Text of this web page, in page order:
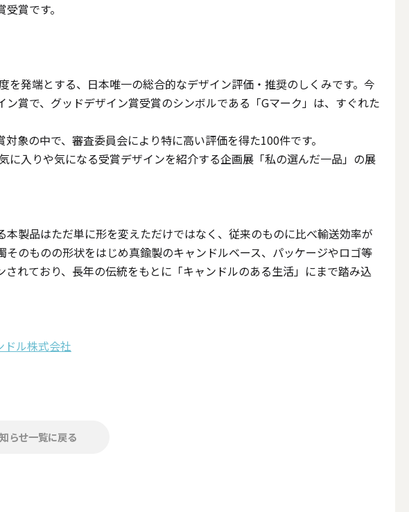
ン
キット
賞です。
発端とする、日本唯一の総合的なデザイン評価・推奨のしくみです。今
賞で、グッドデザイン賞受賞のシンボルである「Gマーク」は、すぐれた
象の中で、審査委員会により特に高い評価を得た100件です。
入りや気になる受賞デザインを紹介する企画展「私の選んだ一品」の展
製品はただ単に形を変えただけではなく、従来のものに比べ輸送効率が
のものの形状をはじめ真鍮製のキャンドルベース、パッケージやロゴ等
れており、長年の伝統をもとに「キャンドルのある生活」にまで踏み込
ル株式会社
らせ一覧に戻る